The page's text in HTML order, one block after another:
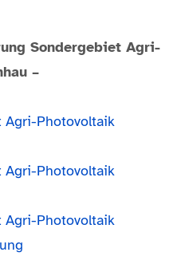
Sondergebiet Agri-
–
Agri-Photovoltaik
Agri-Photovoltaik
Agri-Photovoltaik